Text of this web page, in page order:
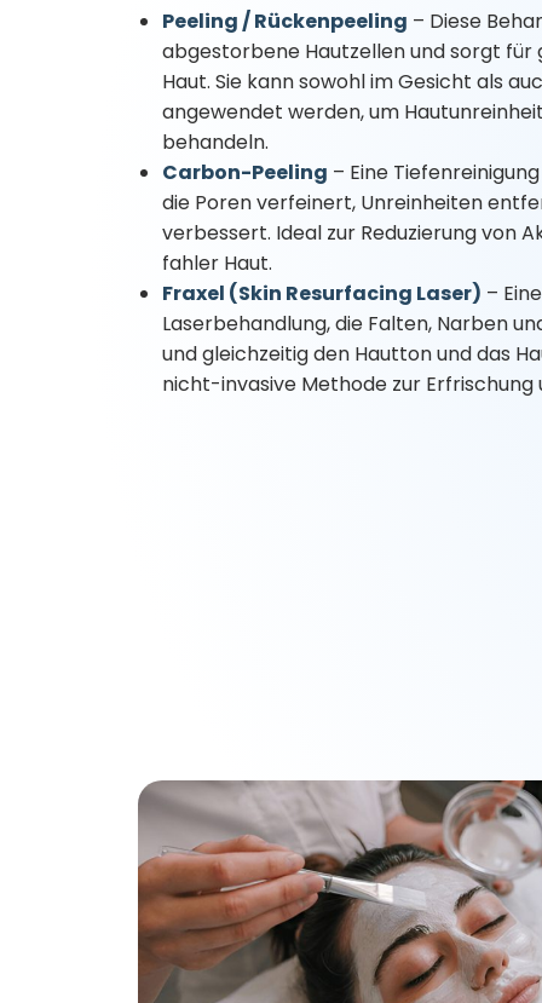
Peeling / Rückenpeeling – Diese
abgestorbene Hautzellen und sorgt
Haut. Sie kann sowohl im Gesicht als
angewendet werden, um
behandeln.
Carbon-Peeling – Eine
die Poren verfeinert, Unreinheiten
verbessert. Ideal zur Reduzierung von
fahler Haut.
Fraxel (Skin Resurfacing Laser) –
Laserbehandlung, die Falten, Narben
und gleichzeitig den Hautton und das
nicht-invasive Methode zur Erfrischung